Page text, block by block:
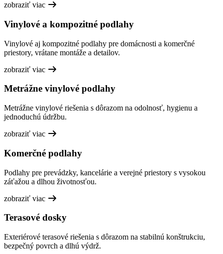
zobraziť viac
Vinylové a kompozitné podlahy
Vinylové aj kompozitné podlahy pre domácnosti a komerčné
priestory, vrátane montáže a detailov.
zobraziť viac
Metrážne vinylové podlahy
Metrážne vinylové riešenia s dôrazom na odolnosť, hygienu a
jednoduchú údržbu.
zobraziť viac
Komerčné podlahy
Podlahy pre prevádzky, kancelárie a verejné priestory s vysokou
záťažou a dlhou životnosťou.
zobraziť viac
Terasové dosky
Exteriérové terasové riešenia s dôrazom na stabilnú konštrukciu,
bezpečný povrch a dlhú výdrž.